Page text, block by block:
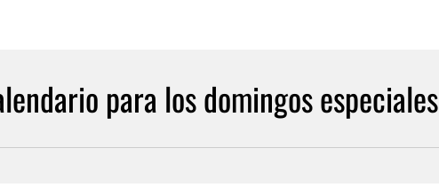
para los domingos especiales